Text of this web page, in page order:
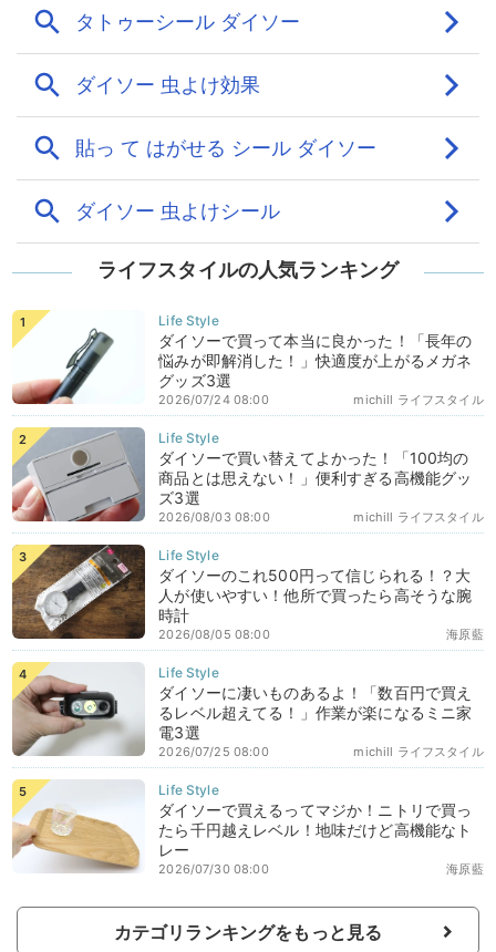
ライフスタイルの人気ランキング
ダイソーで買って本当に良かった！「長年の
悩みが即解消した！」快適度が上がるメガネ
グッズ3選
michill ライフスタイル
2026/07/24 08:00
ダイソーで買い替えてよかった！「100均の
商品とは思えない！」便利すぎる高機能グッ
ズ3選
michill ライフスタイル
2026/08/03 08:00
ダイソーのこれ500円って信じられる！？大
人が使いやすい！他所で買ったら高そうな腕
時計
海原藍
2026/08/05 08:00
ダイソーに凄いものあるよ！「数百円で買え
るレベル超えてる！」作業が楽になるミニ家
電3選
michill ライフスタイル
2026/07/25 08:00
ダイソーで買えるってマジか！ニトリで買っ
たら千円越えレベル！地味だけど高機能なト
レー
海原藍
2026/07/30 08:00
カテゴリランキングをもっと見る